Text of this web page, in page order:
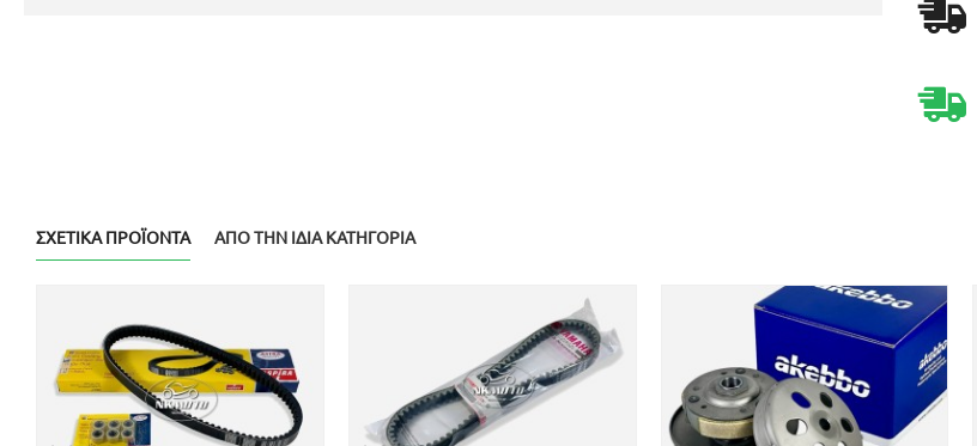
ΣΧΕΤΙΚΆ ΠΡΟΪΌΝΤΑ ΑΠΌ ΤΗΝ ΊΔΙΑ ΚΑΤΗΓΟΡΊΑ